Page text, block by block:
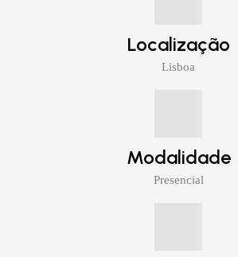
Localização
Lisboa
Modalidade
Presencial